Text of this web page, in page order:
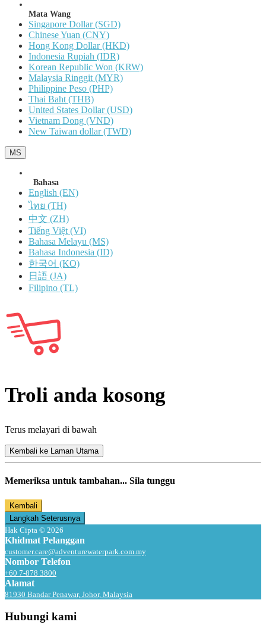
Mata Wang
Singapore Dollar (SGD)
Chinese Yuan (CNY)
Hong Kong Dollar (HKD)
Indonesia Rupiah (IDR)
Korean Republic Won (KRW)
Malaysia Ringgit (MYR)
Philippine Peso (PHP)
Thai Baht (THB)
United States Dollar (USD)
Vietnam Dong (VND)
New Taiwan dollar (TWD)
MS
Bahasa
English (EN)
ไทย (TH)
中文 (ZH)
Tiếng Việt (VI)
Bahasa Melayu (MS)
Bahasa Indonesia (ID)
한국어 (KO)
日語 (JA)
Filipino (TL)
Troli anda kosong
Terus melayari di bawah
Kembali ke Laman Utama
Memeriksa untuk tambahan... Sila tunggu
Kembali
Langkah Seterusnya
Hak Cipta © 2026
Khidmat Pelanggan
customer.care@adventurewaterpark.com.my
Nombor Telefon
+60 7-878 3800
Alamat
81930 Bandar Penawar, Johor, Malaysia
Hubungi kami